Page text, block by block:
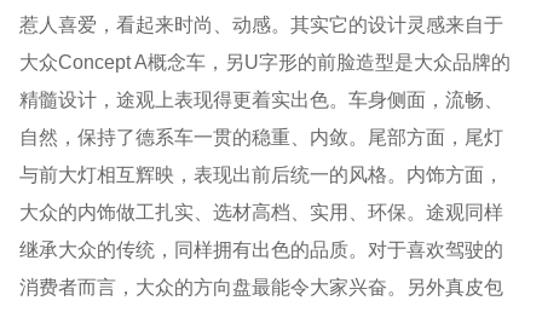
惹人喜爱，看起来时尚、动感。其实它的设计灵感来自于
大众Concept A概念车，另U字形的前脸造型是大众品牌的
精髓设计，途观上表现得更着实出色。车身侧面，流畅、
自然，保持了德系车一贯的稳重、内敛。尾部方面，尾灯
与前大灯相互辉映，表现出前后统一的风格。内饰方面，
大众的内饰做工扎实、选材高档、实用、环保。途观同样
继承大众的传统，同样拥有出色的品质。对于喜欢驾驶的
消费者而言，大众的方向盘最能令大家兴奋。另外真皮包